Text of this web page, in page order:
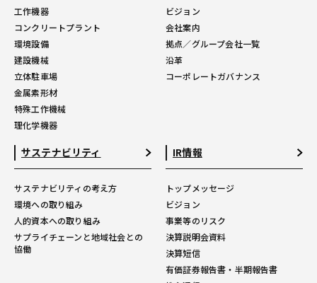
工作機器
コンクリートプラント
環境設備
建設機械
立体駐車場
金属素形材
特殊工作機械
理化学機器
ビジョン
会社案内
拠点／グループ会社一覧
沿革
コーポレートガバナンス
サステナビリティ
サステナビリティの考え方
環境への取り組み
人的資本への取り組み
サプライチェーンと地域社会との
協働
IR情報
トップメッセージ
ビジョン
事業等のリスク
決算説明会資料
決算短信
有価証券報告書・半期報告書